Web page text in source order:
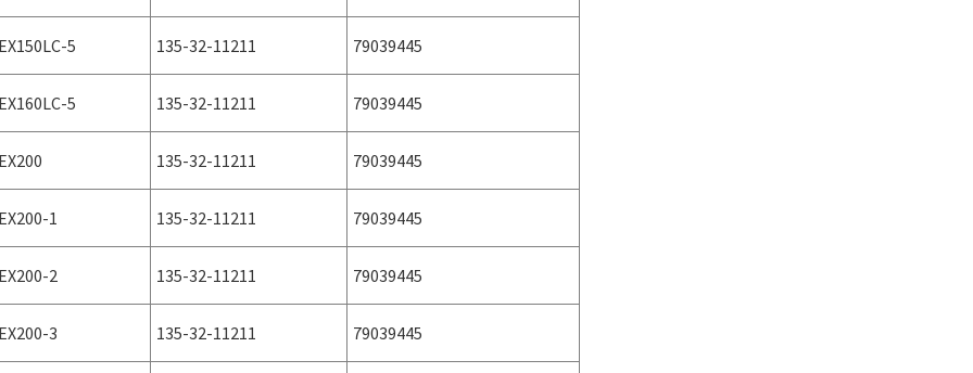
EX150LC-5 135-32-11211 79039445
EX160LC-5 135-32-11211 79039445
EX200 135-32-11211 79039445
EX200-1 135-32-11211 79039445
EX200-2 135-32-11211 79039445
EX200-3 135-32-11211 79039445